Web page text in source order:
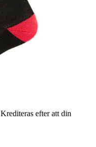
Krediteras efter att din